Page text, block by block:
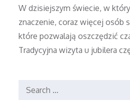
W dzisiejszym świecie, w
znaczenie, coraz więcej osób
które pozwalają oszczędzić
Tradycyjna wizyta u jubilera
Search